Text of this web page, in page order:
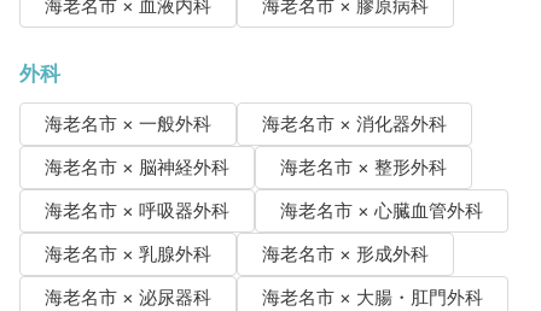
海老名市 × 血液内科 海老名市 × 膠原病科
外科
海老名市 × 一般外科
海老名市 × 消化器外科
海老名市 × 脳神経外科
海老名市 × 整形外科
海老名市 × 呼吸器外科
海老名市 × 心臓血管外科
海老名市 × 乳腺外科
海老名市 × 形成外科
海老名市 × 泌尿器科
海老名市 × 大腸・肛門外科